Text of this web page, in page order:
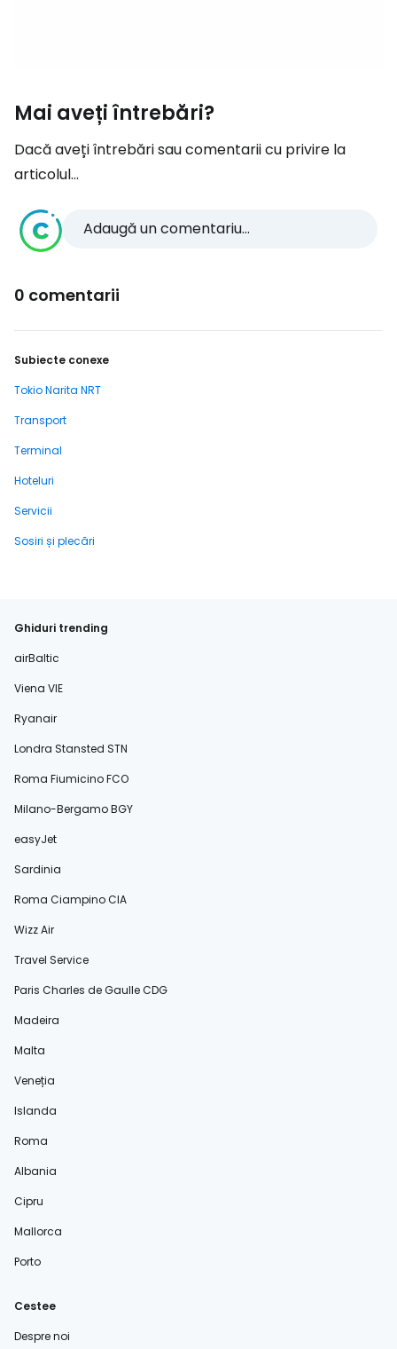
Mai aveți întrebări?
Dacă aveți întrebări sau comentarii cu privire la
articolul...
Adaugă un comentariu...
0 comentarii
Subiecte conexe
Tokio Narita NRT
Transport
Terminal
Hoteluri
Servicii
Sosiri și plecări
Ghiduri trending
airBaltic
Viena VIE
Ryanair
Londra Stansted STN
Roma Fiumicino FCO
Milano-Bergamo BGY
easyJet
Sardinia
Roma Ciampino CIA
Wizz Air
Travel Service
Paris Charles de Gaulle CDG
Madeira
Malta
Veneția
Islanda
Roma
Albania
Cipru
Mallorca
Porto
Cestee
Despre noi